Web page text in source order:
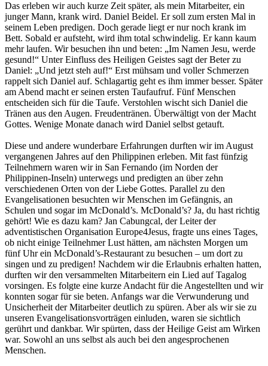
Das erleben wir auch kurze Zeit später, als mein Mitarbeiter, ein
junger Mann, krank wird. Daniel Beidel. Er soll zum ersten Mal in
seinem Leben predigen. Doch gerade liegt er nur noch krank im
Bett. Sobald er aufsteht, wird ihm total schwindelig. Er kann kaum
mehr laufen. Wir besuchen ihn und beten: „Im Namen Jesu, werde
gesund!“ Unter Einfluss des Heiligen Geistes sagt der Beter zu
Daniel: „Und jetzt steh auf!“ Erst mühsam und voller Schmerzen
rappelt sich Daniel auf. Schlagartig geht es ihm immer besser. Später
am Abend macht er seinen ersten Taufaufruf. Fünf Menschen
entscheiden sich für die Taufe. Verstohlen wischt sich Daniel die
Tränen aus den Augen. Freudentränen. Überwältigt von der Macht
Gottes. Wenige Monate danach wird Daniel selbst getauft.
Diese und andere wunderbare Erfahrungen durften wir im August
vergangenen Jahres auf den Philippinen erleben. Mit fast fünfzig
Teilnehmern waren wir in San Fernando (im Norden der
Philippinen-Inseln) unterwegs und predigten an über zehn
verschiedenen Orten von der Liebe Gottes. Parallel zu den
Evangelisationen besuchten wir Menschen im Gefängnis, an
Schulen und sogar im McDonald’s. McDonald’s? Ja, du hast richtig
gehört! Wie es dazu kam? Jan Cabungcal, der Leiter der
adventistischen Organisation Europe4Jesus, fragte uns eines Tages,
ob nicht einige Teilnehmer Lust hätten, am nächsten Morgen um
fünf Uhr ein McDonald’s-Restaurant zu besuchen – um dort zu
singen und zu predigen! Nachdem wir die Erlaubnis erhalten hatten,
durften wir den versammelten Mitarbeitern ein Lied auf Tagalog
vorsingen. Es folgte eine kurze Andacht für die Angestellten und wir
konnten sogar für sie beten. Anfangs war die Verwunderung und
Unsicherheit der Mitarbeiter deutlich zu spüren. Aber als wir sie zu
unseren Evangelisationsvorträgen einluden, waren sie sichtlich
gerührt und dankbar. Wir spürten, dass der Heilige Geist am Wirken
war. Sowohl an uns selbst als auch bei den angesprochenen
Menschen.